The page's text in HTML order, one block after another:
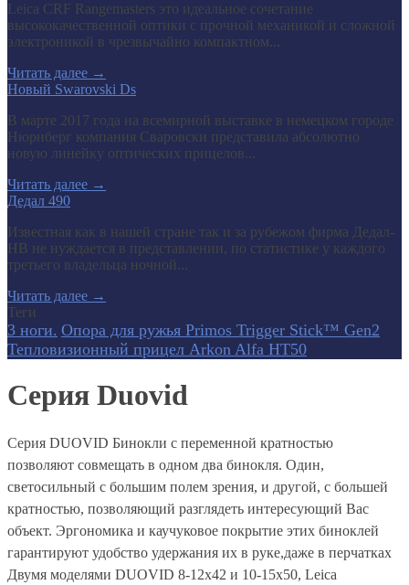
Leica CRF Rangemasters это идеальное сочетание
высококачественной оптики с прочной механикой и сложной
электроникой в чрезвычайно компактном...
Читать далее →
Новый Swarovski Ds
В марте 2017 года на всемирной выставке в немецком городе
Нюрнберг компания Сваровски представила абсолютно
новую линейку оптических прицелов...
Читать далее →
Дедал 490
Известная как в нашей стране так и за рубежом фирма Дедал-
НВ не нуждается в представлении, по статистике у каждого
третьего владельца ночной...
Читать далее →
Теги
3 ноги. Опора для ружья Primos Trigger Stick™ Gen2
Тепловизионный прицел Arkon Alfa HT50
Серия Duovid
Серия DUOVID Бинокли с переменной кратностью
позволяют совмещать в одном два бинокля. Один,
светосильный с большим полем зрения, и другой, с большей
кратностью, позволяющий разглядеть интересующий Вас
объект. Эргономика и каучуковое покрытие этих биноклей
гарантируют удобство удержания их в руке,даже в перчатках
Двумя моделями DUOVID 8-12x42 и 10-15x50, Leica